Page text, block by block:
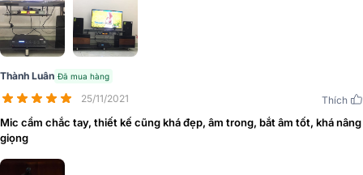
Đầu thu micro không dây có giao diện thiết kế chi tiết, dễ hiểu các
phần chỉnh và hiển thị các kênh được bố trí logic và khoa học. Mặt
sau được thiết kế với các cổng kết nối tín hiệu và các cổng kết nối
với mixer.
Thành Luân Đã mua hàng
25/11/2021 Thích
Mic cầm chắc tay, thiết kế cũng khá đẹp, âm trong, bắt âm tốt, khá nâng
giọng